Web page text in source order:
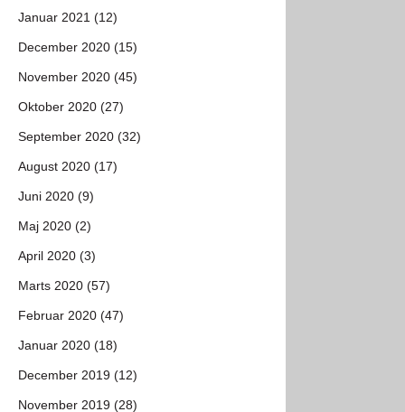
Januar 2021 (12)
December 2020 (15)
November 2020 (45)
Oktober 2020 (27)
September 2020 (32)
August 2020 (17)
Juni 2020 (9)
Maj 2020 (2)
April 2020 (3)
Marts 2020 (57)
Februar 2020 (47)
Januar 2020 (18)
December 2019 (12)
November 2019 (28)